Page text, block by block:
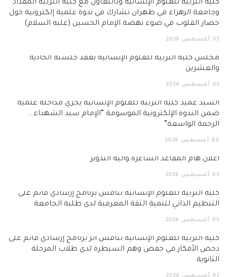
كلية التربية للعلوم الإنسانية وبالتعاون مع كلية التربية المقداد
وجامعة الزهراء في طهران تشارك في ندوة علمية إلكترونية حول
حصار القلوب في ضوء نهضة الإمام الحسين (عليه السلام)
05 أغسطس 2026
مجلس كلية التربية للعلوم الإنسانية يعقد جلسته الحادية
والعشرين
05 أغسطس 2026
السيد عميد كلية التربية للعلوم الإنسانية يجري مداخلة علمية
ضمن الندوة الإلكترونية الموسومة “الإمام سيد الشهداء…
الرحمة الواسعة”
04 أغسطس 2026
اعلان هام المقاعد الشاغرة وآلية التدوير
03 أغسطس 2026
كلية التربية للعلوم الإنسانية تناقش برنامج إرشادي قائم على
التنظيم الذاتي لتنمية الثقة المعرفية لدى طلبة الجامعة
03 أغسطس 2026
كلية التربية للعلوم الإنسانية تناقش أثر برنامج إرشادي قائم على
دحض الأفكار في خفض وهم السيطرة لدى طلاب المرحلة
الثانوية